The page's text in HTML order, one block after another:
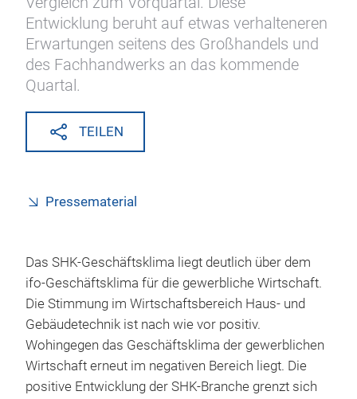
Entwicklung beruht auf etwas verhalteneren
Erwartungen seitens des Großhandels und
des Fachhandwerks an das kommende
Quartal.
TEILEN
Pressematerial
Das SHK-Geschäftsklima liegt deutlich über dem
ifo-Geschäftsklima für die gewerbliche Wirtschaft.
Die Stimmung im Wirtschaftsbereich Haus- und
Gebäudetechnik ist nach wie vor positiv.
Wohingegen das Geschäftsklima der gewerblichen
Wirtschaft erneut im negativen Bereich liegt. Die
positive Entwicklung der SHK-Branche grenzt sich